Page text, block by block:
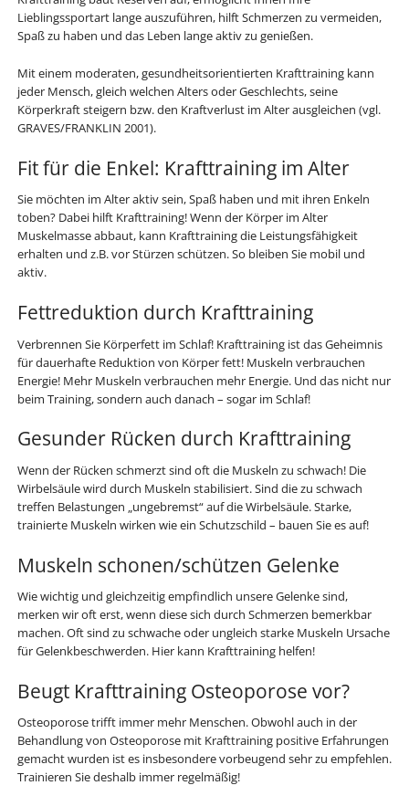
Lieblingssportart lange auszuführen, hilft Schmerzen zu vermeiden,
Spaß zu haben und das Leben lange aktiv zu genießen.
Mit einem moderaten, gesundheitsorientierten Krafttraining kann
jeder Mensch, gleich welchen Alters oder Geschlechts, seine
Körperkraft steigern bzw. den Kraftverlust im Alter ausgleichen (vgl.
GRAVES/FRANKLIN 2001).
Fit für die Enkel: Krafttraining im Alter
Sie möchten im Alter aktiv sein, Spaß haben und mit ihren Enkeln
toben? Dabei hilft Krafttraining! Wenn der Körper im Alter
Muskelmasse abbaut, kann Krafttraining die Leistungsfähigkeit
erhalten und z.B. vor Stürzen schützen. So bleiben Sie mobil und
aktiv.
Fettreduktion durch Krafttraining
Verbrennen Sie Körperfett im Schlaf! Krafttraining ist das Geheimnis
für dauerhafte Reduktion von Körper fett! Muskeln verbrauchen
Energie! Mehr Muskeln verbrauchen mehr Energie. Und das nicht nur
beim Training, sondern auch danach – sogar im Schlaf!
Gesunder Rücken durch Krafttraining
Wenn der Rücken schmerzt sind oft die Muskeln zu schwach! Die
Wirbelsäule wird durch Muskeln stabilisiert. Sind die zu schwach
treffen Belastungen „ungebremst“ auf die Wirbelsäule. Starke,
trainierte Muskeln wirken wie ein Schutzschild – bauen Sie es auf!
Muskeln schonen/schützen Gelenke
Wie wichtig und gleichzeitig empfindlich unsere Gelenke sind,
merken wir oft erst, wenn diese sich durch Schmerzen bemerkbar
machen. Oft sind zu schwache oder ungleich starke Muskeln Ursache
für Gelenkbeschwerden. Hier kann Krafttraining helfen!
Beugt Krafttraining Osteoporose vor?
Osteoporose trifft immer mehr Menschen. Obwohl auch in der
Behandlung von Osteoporose mit Krafttraining positive Erfahrungen
gemacht wurden ist es insbesondere vorbeugend sehr zu empfehlen.
Trainieren Sie deshalb immer regelmäßig!